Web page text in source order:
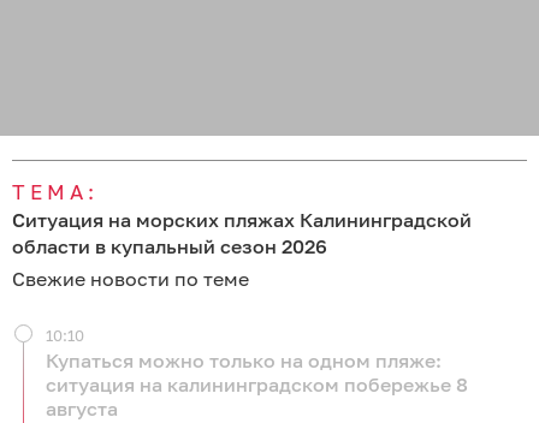
ТЕМА:
Ситуация на морских пляжах Калининградской
области в купальный сезон 2026
Свежие новости по теме
Купаться можно только на одном пляже:
ситуация на калининградском побережье 8
августа
10:10